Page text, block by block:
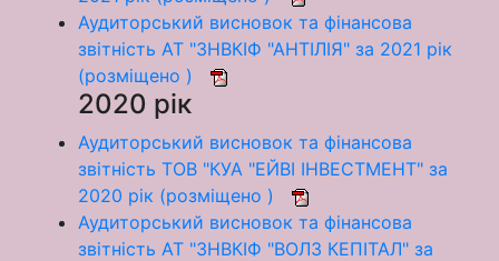
Аудиторський висновок та фінансова
звітність АТ "ЗНВКІФ "АНТІЛІЯ" за 2021 рік
(розміщено )
2020 рік
Аудиторський висновок та фінансова
звітність ТОВ "КУА "ЕЙВІ ІНВЕСТМЕНТ" за
2020 рік (розміщено )
Аудиторський висновок та фінансова
звітність АТ "ЗНВКІФ "ВОЛЗ КЕПІТАЛ" за